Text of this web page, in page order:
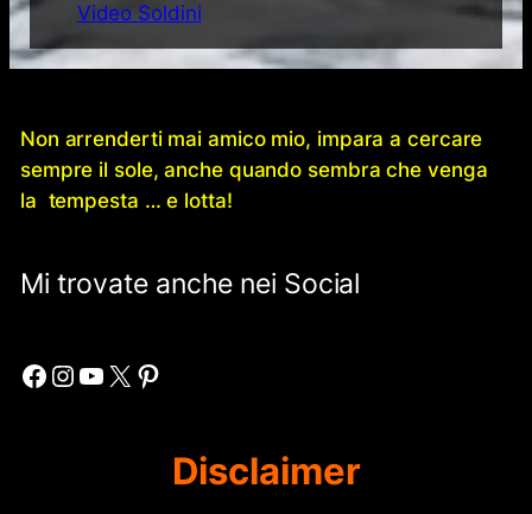
Video Soldini
Non arrenderti mai amico mio, impara a cercare
sempre il sole, anche quando sembra che venga
la tempesta … e lotta!
Mi trovate anche nei Social
Facebook Instagram YouTube X Pinterest
Disclaimer